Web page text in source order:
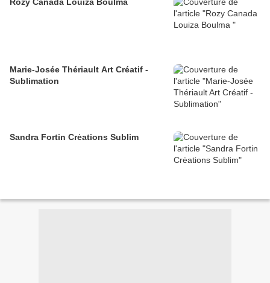
Marie-Josée Thériault Art Créatif -
Sublimation
Sandra Fortin Crėations Sublim